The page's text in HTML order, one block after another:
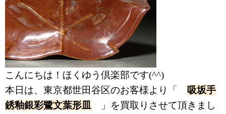
こんにちは！ほくゆう倶楽部です(^^)
本日は、東京都世田谷区のお客様より「 吸坂手
銹釉銀彩鷺文葉形皿
」を買取りさせて頂きまし